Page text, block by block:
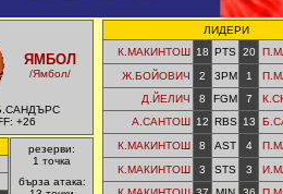
ЯМБОЛ
/Ямбол/
+26
ЛИДЕРИ
К.МАКИНТОШ 18 PTS 20
Ж.БОЙОВИЧ
2 3PM 1
Д.ЙЕЛИЧ
8 FGM 7
А.САНТОШ 12 RBS 13
К.МАКИНТОШ
8 AST 4
К.МАКИНТОШ
3 STS 3
резерви:
1 точка
бърза атака: